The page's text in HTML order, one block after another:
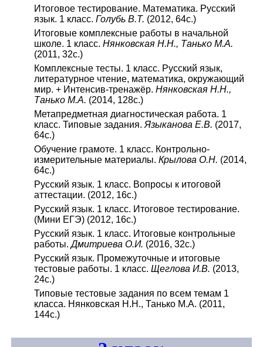
Итоговое тестирование. Математика. Русский
язык. 1 класс. Голубь В.Т. (2012, 64с.)
Итоговые комплексные работы в начальной
школе. 1 класс. Нянковская Н.Н., Танько М.А.
(2011, 32с.)
Комплексные тесты. 1 класс. Русский язык,
литературное чтение, математика, окружающий
мир. + Интенсив-тренажёр. Нянковская Н.Н.,
Танько М.А. (2014, 128с.)
Метапредметная диагностическая работа. 1
класс. Типовые задания. Языканова Е.В. (2017,
64с.)
Обучение грамоте. 1 класс. Контрольно-
измерительные материалы. Крылова О.Н. (2014,
64с.)
Русский язык. 1 класс. Вопросы к итоговой
аттестации. (2012, 16с.)
Русский язык. 1 класс. Итоговое тестирование.
(Мини ЕГЭ) (2012, 16с.)
Русский язык. 1 класс. Итоговые контрольные
работы.Дмитриева О.И. (2016, 32с.)
Русский язык. Промежуточные и итоговые
тестовые работы. 1 класс. Щеглова И.В. (2013,
24с.)
Типовые тестовые задания по всем темам 1
класса. Нянковская Н.Н., Танько М.А. (2011,
144с.)